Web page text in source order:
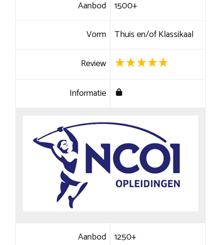
Aanbod 1500+
Vorm Thuis en/of Klassikaal
Review
Informatie
Aanbod 1250+